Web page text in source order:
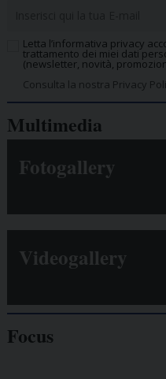
Letta l’informativa privacy
trattamento dei miei dati
(newsletter, novità,
Consulta la nostra Privacy
Multimedia
Fotogallery
Videogallery
Focus